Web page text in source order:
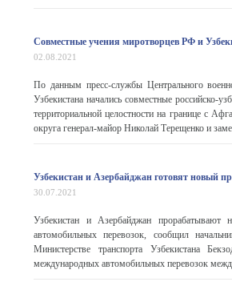
Совместные учения миротворцев РФ и
02.08.2021
По данным пресс-службы Центрального
Узбекистана начались совместные российско-
территориальной целостности на границе с
округа генерал-майор Николай Терещенко и
Узбекистан и Азербайджан готовят новый
30.07.2021
Узбекистан и Азербайджан прорабатывают
автомобильных перевозок, сообщил
Министерстве транспорта Узбекистана
международных автомобильных перевозок